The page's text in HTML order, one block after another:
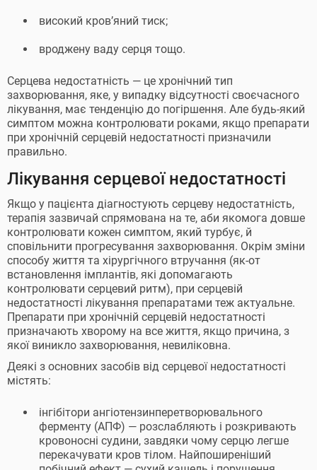
високий кров’яний тиск;
вроджену ваду серця тощо.
Серцева недостатність — це хронічний тип
захворювання, яке, у випадку відсутності своєчасного
лікування, має тенденцію до погіршення. Але будь-який
симптом можна контролювати роками, якщо препарати
при хронічній серцевій недостатності призначили
правильно.
Лікування серцевої недостатності
Якщо у пацієнта діагностують серцеву недостатність,
терапія зазвичай спрямована на те, аби якомога довше
контролювати кожен симптом, який турбує, й
сповільнити прогресування захворювання. Окрім зміни
способу життя та хірургічного втручання (як-от
встановлення імплантів, які допомагають
контролювати серцевий ритм), при серцевій
недостатності лікування препаратами теж актуальне.
Препарати при хронічній серцевій недостатності
призначають хворому на все життя, якщо причина, з
якої виникло захворювання, невиліковна.
Деякі з основних засобів від серцевої недостатності
містять:
інгібітори ангіотензинперетворювального
ферменту (АПФ) — розслабляють і розкривають
кровоносні судини, завдяки чому серцю легше
перекачувати кров тілом. Найпоширеніший